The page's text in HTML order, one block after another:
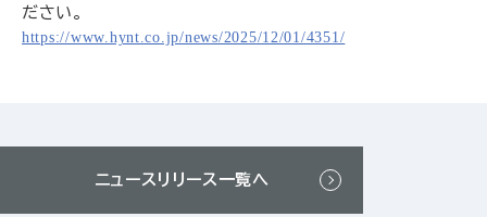
ださい。
https://www.hynt.co.jp/news/2025/12/01/4351/
ニュースリリース一覧へ